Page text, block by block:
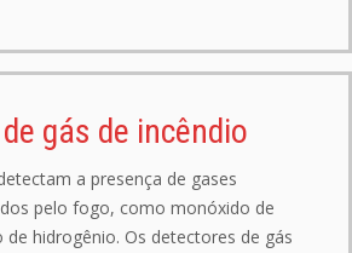
gás de incêndio
a presença de gases
pelo fogo, como monóxido de
hidrogênio. Os detectores de gás